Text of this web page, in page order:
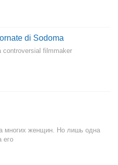
di Sodoma
controversial filmmaker
многих женщин. Но лишь одна
его